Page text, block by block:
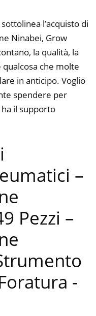
l’acquisto di
Ninabei, Grow
la qualità, la
che molte
in anticipo. Voglio
spendere per
il supporto
–
Pezzi –
-